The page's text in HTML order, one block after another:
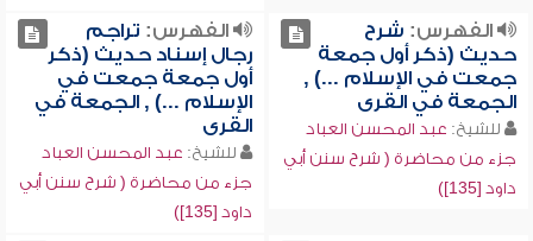
الفهرس: شرح
حديث (ذكر أول جمعة
جمعت في الإسلام ...) ,
الجمعة في القرى
للشيخ: عبد المحسن العباد
جزء من محاضرة ( شرح سنن أبي
داود [135])
الفهرس: تراجم
رجال إسناد حديث (ذكر
أول جمعة جمعت في
الإسلام ...) , الجمعة في
القرى
للشيخ: عبد المحسن العباد
جزء من محاضرة ( شرح سنن أبي
داود [135])